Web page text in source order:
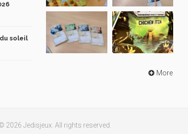
soleil
More
2026 Jedisjeux. All rights reserved.